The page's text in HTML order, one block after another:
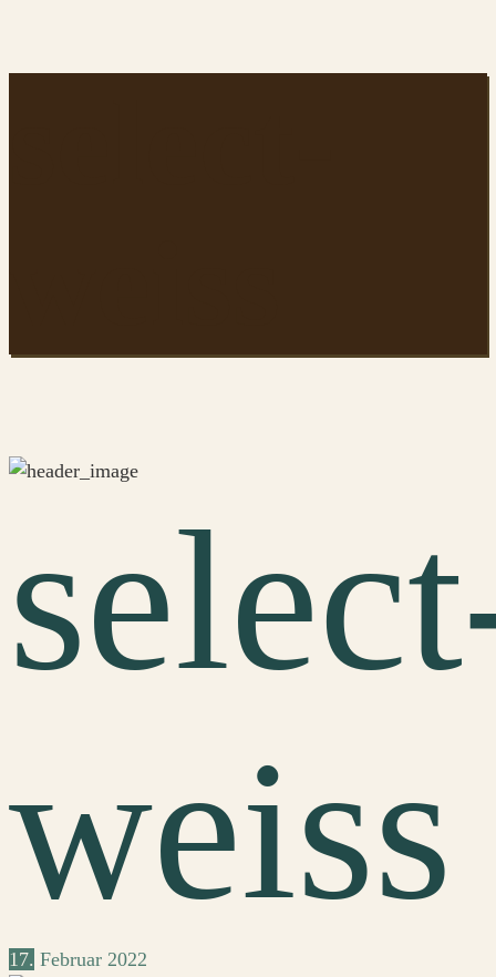
weiss
17. Februar 2022